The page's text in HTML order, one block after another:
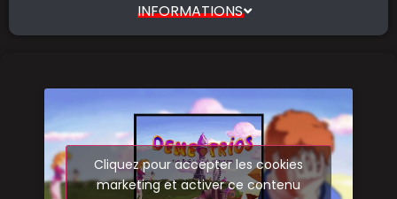
INFORMATIONS
Cliquez pour accepter les cookies
marketing et activer ce contenu